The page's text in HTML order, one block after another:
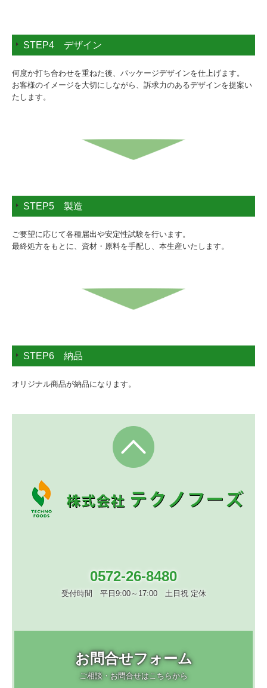
STEP4 デザイン
何度か打ち合わせを重ねた後、パッケージデザインを仕上げます。
お客様のイメージを大切にしながら、訴求力のあるデザインを提案い
たします。
STEP5 製造
ご要望に応じて各種届出や安定性試験を行います。
最終処方をもとに、資材・原料を手配し、本生産いたします。
STEP6 納品
オリジナル商品が納品になります。
0572-26-8480
受付時間　平日9:00～17:00　土日祝 定休
お問合せフォーム
ご相談・お問合せはこちらから